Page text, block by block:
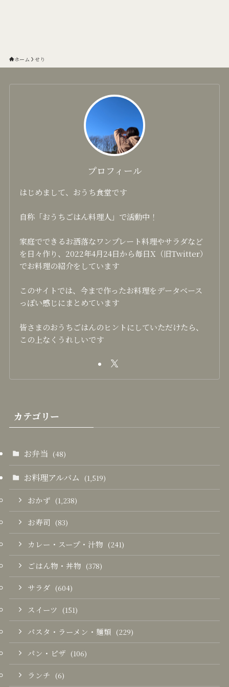
ホーム せり
プロフィール
はじめまして、おうち食堂です
自称「おうちごはん料理人」で活動中！
家庭でできるお洒落なワンプレート料理やサラダなど
を日々作り、2022年4月24日から毎日X（旧Twitter）
でお料理の紹介をしています
このサイトでは、今まで作ったお料理をデータベース
っぽい感じにまとめています
皆さまのおうちごはんのヒントにしていただけたら、
この上なくうれしいです
カテゴリー
お弁当 (48)
お料理アルバム (1,519)
おかず (1,238)
お寿司 (83)
カレー・スープ・汁物 (241)
ごはん物・丼物 (378)
サラダ (604)
スイーツ (151)
パスタ・ラーメン・麺類 (229)
パン・ピザ (106)
ランチ (6)